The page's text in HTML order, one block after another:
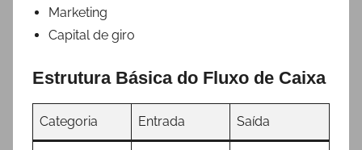
Marketing
Capital de giro
Estrutura Básica do Fluxo de Caixa
Categoria Entrada Saída